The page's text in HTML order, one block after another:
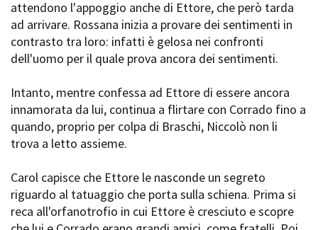
attendono l'appoggio anche di Ettore, che però tarda
ad arrivare. Rossana inizia a provare dei sentimenti in
contrasto tra loro: infatti è gelosa nei confronti
dell'uomo per il quale prova ancora dei sentimenti.
Intanto, mentre confessa ad Ettore di essere ancora
innamorata da lui, continua a flirtare con Corrado fino a
quando, proprio per colpa di Braschi, Niccolò non li
trova a letto assieme.
Carol capisce che Ettore le nasconde un segreto
riguardo al tatuaggio che porta sulla schiena. Prima si
reca all'orfanotrofio in cui Ettore è cresciuto e scopre